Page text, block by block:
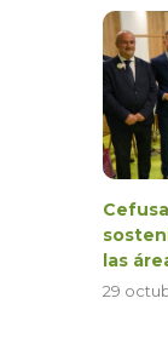
las
29